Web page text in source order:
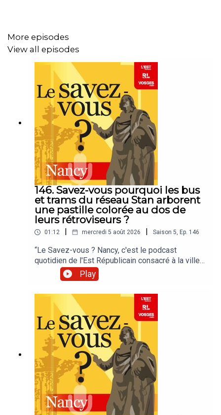
More episodes
View all episodes
146. Savez-vous pourquoi les bus
et trams du réseau Stan arborent
une pastille colorée au dos de
leurs rétroviseurs ?
01:12 | mercredi 5 août 2026 | Saison 5, Ep. 146
“Le Savez-vous ? Nancy, c'est le podcast
quotidien de l'Est Républicain consacré à la ville
et à tout ce que vous ignorez sur elle.Un podcast
raconté par Jean-Marie Russe basé sur les
articles réalisés par la rédaction locale de Nancy.”
Play